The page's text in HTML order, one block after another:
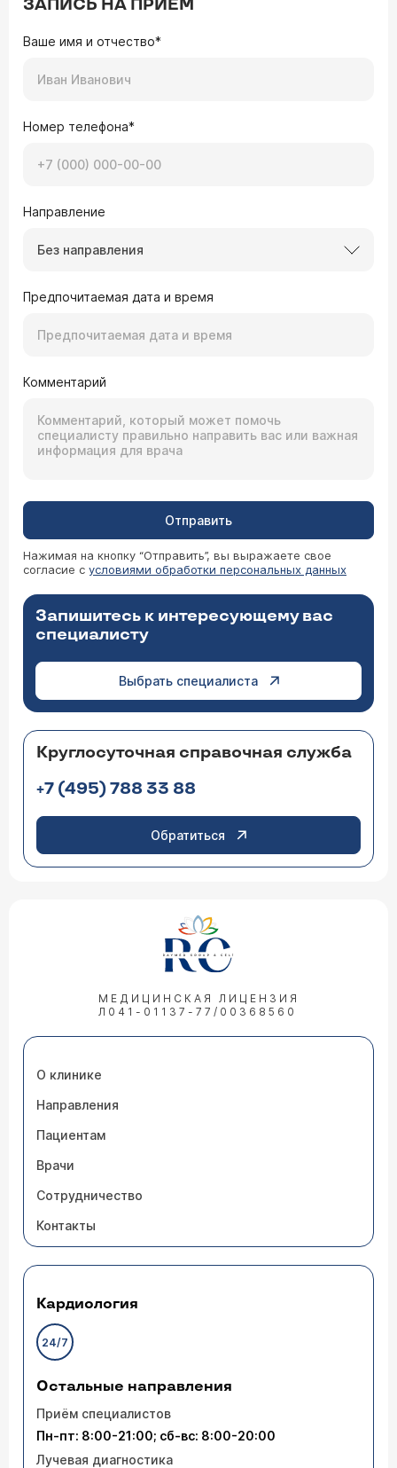
ЗАПИСЬ НА ПРИЕМ
Ваше имя и отчество*
Номер телефона*
Направление
Без направления
Предпочитаемая дата и время
Комментарий
Отправить
Нажимая на кнопку “Отправить”, вы выражаете свое
согласие с условиями обработки персональных данных
Запишитесь к интересующему вас
специалисту
Выбрать специалиста
Круглосуточная справочная служба
+7 (495) 788 33 88
Обратиться
МЕДИЦИНСКАЯ ЛИЦЕНЗИЯ
Л041-01137-77/00368560
О клинике
Направления
Пациентам
Врачи
Сотрудничество
Контакты
Кардиология
24/7
Остальные направления
Приём специалистов
Пн-пт: 8:00-21:00; сб-вс: 8:00-20:00
Лучевая диагностика